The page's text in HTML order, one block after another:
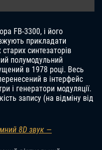
FB-3300, і його
прикладати
синтезаторів
полумодульний
в 1978 році. Весь
в інтерфейс
і генератори модуляції.
запису (на відміну від
8D звук —